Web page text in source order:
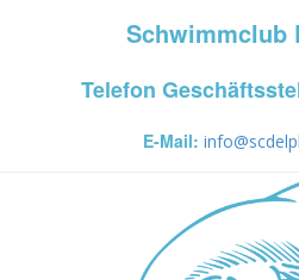
Schwimmclub
Telefon
E-Mail: